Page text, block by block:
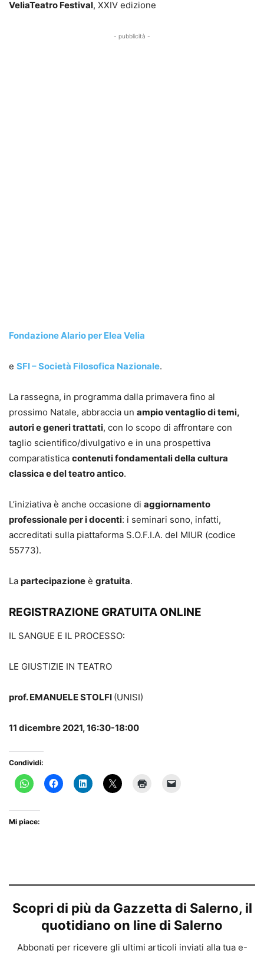
VeliaTeatro Festival, XXIV edizione
- pubblicità -
Fondazione Alario per Elea Velia
e SFI – Società Filosofica Nazionale.
La rassegna, in programma dalla primavera fino al
prossimo Natale, abbraccia un ampio ventaglio di temi,
autori e generi trattati, con lo scopo di affrontare con
taglio scientifico/divulgativo e in una prospettiva
comparatistica contenuti fondamentali della cultura
classica e del teatro antico.
L’iniziativa è anche occasione di aggiornamento
professionale per i docenti: i seminari sono, infatti,
accreditati sulla piattaforma S.O.F.I.A. del MIUR (codice
55773).
La partecipazione è gratuita.
REGISTRAZIONE GRATUITA ONLINE
IL SANGUE E IL PROCESSO:
LE GIUSTIZIE IN TEATRO
prof. EMANUELE STOLFI (UNISI)
11 dicembre 2021, 16:30-18:00
Condividi:
Mi piace:
Scopri di più da Gazzetta di Salerno, il
quotidiano on line di Salerno
Abbonati per ricevere gli ultimi articoli inviati alla tua e-